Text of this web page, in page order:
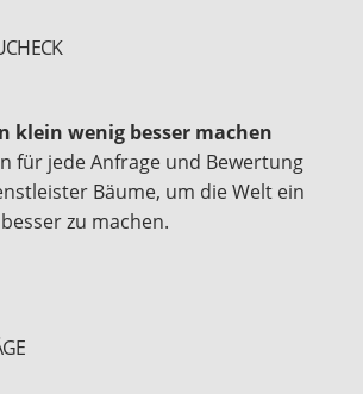
klein wenig besser machen
für jede Anfrage und Bewertung
Bäume, um die Welt ein
zu machen.